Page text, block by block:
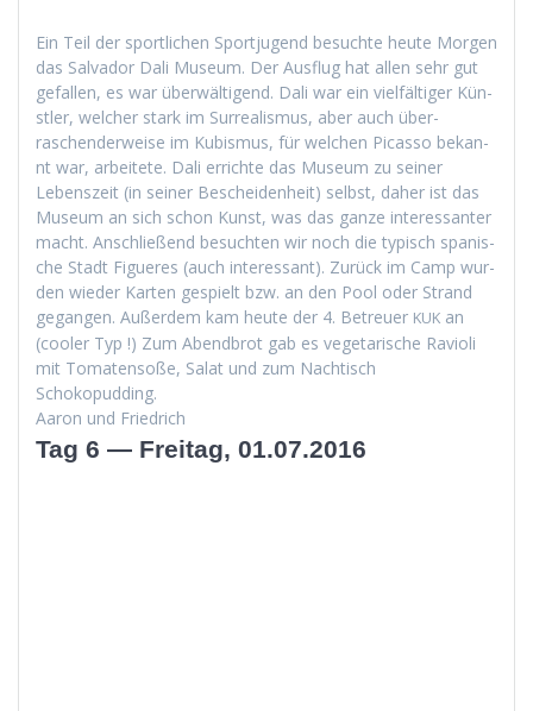
Ein Teil der sportlichen Sportju­gend besuchte heute Mor­gen
das Sal­vador Dali Muse­um. Der Aus­flug hat allen sehr gut
gefall­en, es war über­wälti­gend. Dali war ein vielfältiger Kün­
stler, welch­er stark im Sur­re­al­is­mus, aber auch über­
raschen­der­weise im Kubis­mus, für welchen Picas­so bekan­
nt war, arbeit­ete. Dali errichte das Muse­um zu sein­er
Leben­szeit (in sein­er Beschei­den­heit) selb­st, daher ist das
Muse­um an sich schon Kun­st, was das ganze inter­es­san­ter
macht. Anschließend besucht­en wir noch die typ­isch spanis­
che Stadt Figueres (auch inter­es­sant). Zurück im Camp wur­
den wieder Karten gespielt bzw. an den Pool oder Strand
gegan­gen. Außer­dem kam heute der 4. Betreuer KUK an
(cool­er Typ !) Zum Abend­brot gab es veg­e­tarische Ravi­o­li
mit Tomaten­soße, Salat und zum Nachtisch
Schokopudding.
Aaron und Friedrich
Tag 6 — Freitag, 01.07.2016